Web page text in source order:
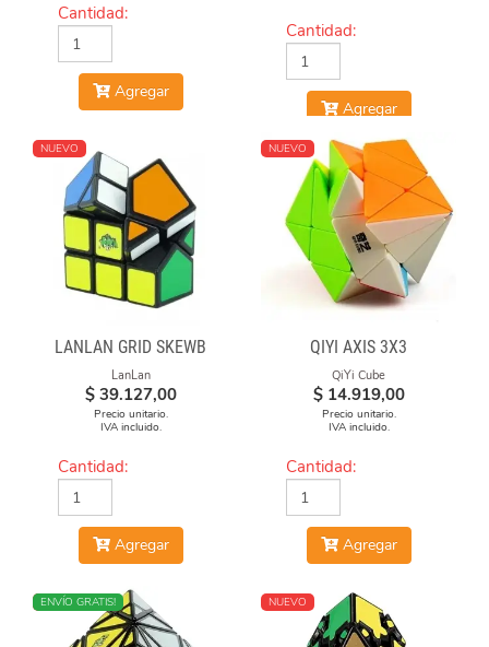
Cantidad:
Agregar
Cantidad:
Agregar
NUEVO
LANLAN GRID SKEWB
LanLan
$ 39.127,00
Precio unitario.
IVA incluido.
Cantidad:
Agregar
NUEVO
QIYI AXIS 3X3
QiYi Cube
$ 14.919,00
Precio unitario.
IVA incluido.
Cantidad:
Agregar
NUEVO
ENVÍO GRATIS! NUEVO